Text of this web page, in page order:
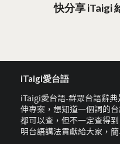
快分享 iTaigi
iTaigi愛台語
iTaigi愛台語-群眾台語辭典
伸專案，想知道一個詞的
都可以查，但不一定查得
明台語講法貢獻給大家，